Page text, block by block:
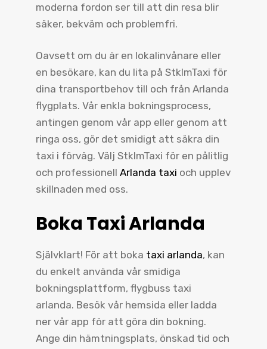
moderna fordon ser till att din resa blir
säker, bekväm och problemfri.
Oavsett om du är en lokalinvånare eller
en besökare, kan du lita på StklmTaxi för
dina transportbehov till och från Arlanda
flygplats. Vår enkla bokningsprocess,
antingen genom vår app eller genom att
ringa oss, gör det smidigt att säkra din
taxi i förväg. Välj StklmTaxi för en pålitlig
och professionell Arlanda taxi och upplev
skillnaden med oss.
Boka Taxi Arlanda
Självklart! För att boka taxi arlanda, kan
du enkelt använda vår smidiga
bokningsplattform, flygbuss taxi
arlanda. Besök vår hemsida eller ladda
ner vår app för att göra din bokning.
Ange din hämtningsplats, önskad tid och